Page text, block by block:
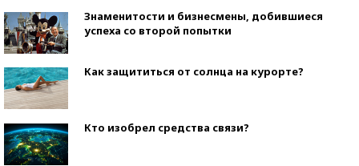
Знаменитости и бизнесмены, добившиеся
успеха со второй попытки
Как защититься от солнца на курорте?
Кто изобрел средства связи?